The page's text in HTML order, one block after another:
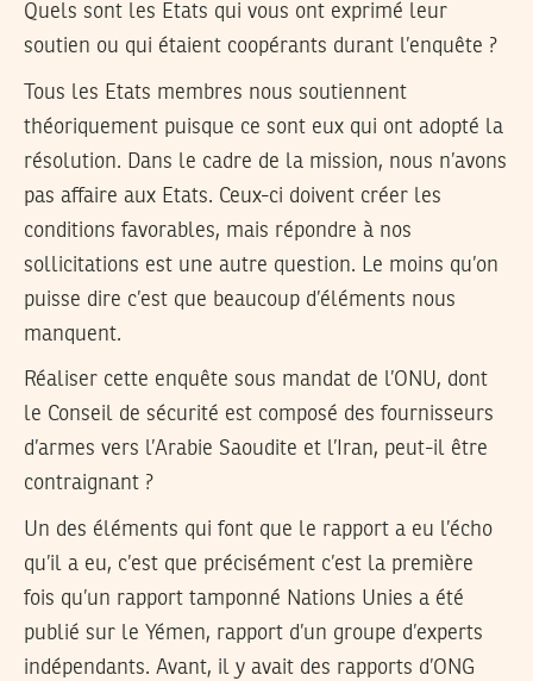
Quels sont les Etats qui vous ont exprimé leur
soutien ou qui étaient coopérants durant l’enquête ?
Tous les Etats membres nous soutiennent
théoriquement puisque ce sont eux qui ont adopté la
résolution. Dans le cadre de la mission, nous n’avons
pas affaire aux Etats. Ceux-ci doivent créer les
conditions favorables, mais répondre à nos
sollicitations est une autre question. Le moins qu’on
puisse dire c’est que beaucoup d’éléments nous
manquent.
Réaliser cette enquête sous mandat de l’ONU, dont
le Conseil de sécurité est composé des fournisseurs
d’armes vers l’Arabie Saoudite et l’Iran, peut-il être
contraignant ?
Un des éléments qui font que le rapport a eu l’écho
qu’il a eu, c’est que précisément c’est la première
fois qu’un rapport tamponné Nations Unies a été
publié sur le Yémen, rapport d’un groupe d’experts
indépendants. Avant, il y avait des rapports d’ONG